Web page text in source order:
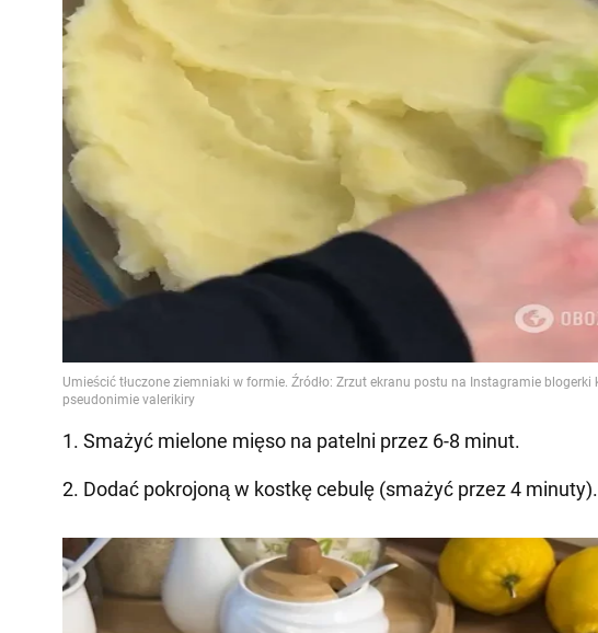
1. Smażyć mielone mięso na patelni przez 6-8 minut.
2. Dodać pokrojoną w kostkę cebulę (smażyć przez 4 minuty).